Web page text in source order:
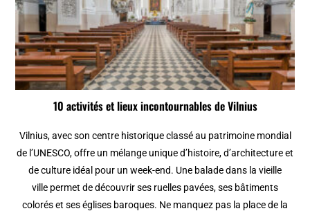
10 activités et lieux incontournables de Vilnius
Vilnius, avec son centre historique classé au patrimoine mondial
de l’UNESCO, offre un mélange unique d’histoire, d’architecture et
de culture idéal pour un week-end. Une balade dans la vieille
ville permet de découvrir ses ruelles pavées, ses bâtiments
colorés et ses églises baroques. Ne manquez pas la place de la